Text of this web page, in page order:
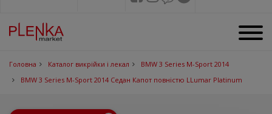
Головна Каталог викрійки і лекал
BMW 3 Series M-Sport 2014
BMW 3 Series M-Sport 2014 Седан Капот повністю LLumar Platinum